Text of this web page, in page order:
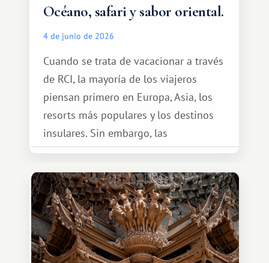
Océano, safari y sabor oriental.
4 de junio de 2026
Cuando se trata de vacacionar a través
de RCI, la mayoría de los viajeros
piensan primero en Europa, Asia, los
resorts más populares y los destinos
insulares. Sin embargo, las
oportunidades que ofrece el sistema
de intercambio son mucho más
amplias. Entre ellas se encuentra
África, un continente que ofrece una
experiencia de viaje completamente
diferente.